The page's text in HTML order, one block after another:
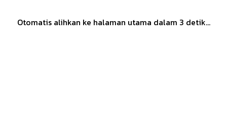
Otomatis alihkan ke halaman utama dalam 3 detik...